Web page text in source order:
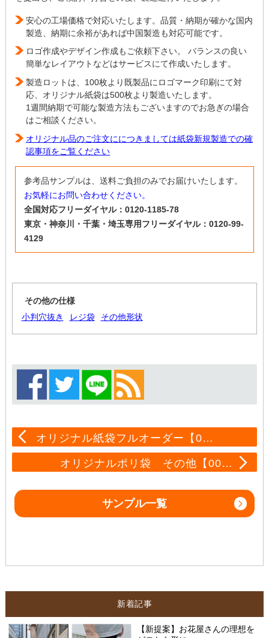
安心の工場価格で対応いたします。品質・納期が確かな国内
製造、納期に余裕があれば中国製造も対応可能です。
ロゴ作成やデザイン作成もご依頼下さい。 バランスの良い
簡単なレイアウトなどはサービスにて作成いたします。
製造ロットは、100枚より既製品にロゴマーク印刷にて対
応、オリジナル紙袋は500枚より製造いたします。
1週間納期で可能な製造方法もございますのでお急ぎの場合
はご相談ください。
オリジナル品のご注文ににつきましては紙袋新規製造での確
認事項をご覧ください
参考品サンプルは、送料ご負担のみでお届けいたします。
お気軽にお問い合わせください。
全国対応フリーダイヤル：0120-1185-78
東京・神奈川・千葉・埼玉専用フリーダイヤル：0120-99-
4129
その他の仕様
小判穴抜き
レジ袋 その他形状
オリジナル紙袋フルオーダー【0…
オリジナルポリ袋 その他【00…
サンプル一覧
新着記事
【新提案】お花屋さんの理想を